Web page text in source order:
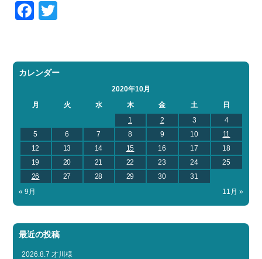
Facebook
カレンダー
2020年10月
月
火 水 木 金 土
日
1
2 3
4
5
6 7 8 9 10
11
12
13 14 15 16 17
18
19
20 21 22 23 24
25
26
27 28 29 30
31
« 9月
11月 »
最近の投稿
2026.8.7 才川様